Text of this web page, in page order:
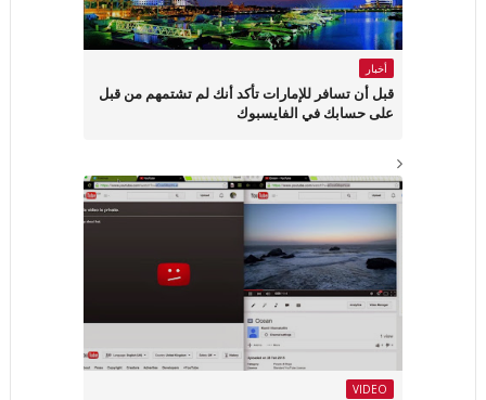
أخبار
قبل أن تسافر للإمارات تأكد أنك لم تشتمهم من قبل
على حسابك في الفايسبوك
VIDEO